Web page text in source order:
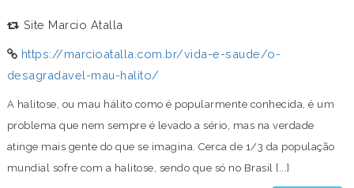
Site Marcio Atalla
https://marcioatalla.com.br/vida-e-saude/o-
desagradavel-mau-halito/
A halitose, ou mau hálito como é popularmente conhecida, é um
problema que nem sempre é levado a sério, mas na verdade
atinge mais gente do que se imagina. Cerca de 1/3 da população
mundial sofre com a halitose, sendo que só no Brasil [...]